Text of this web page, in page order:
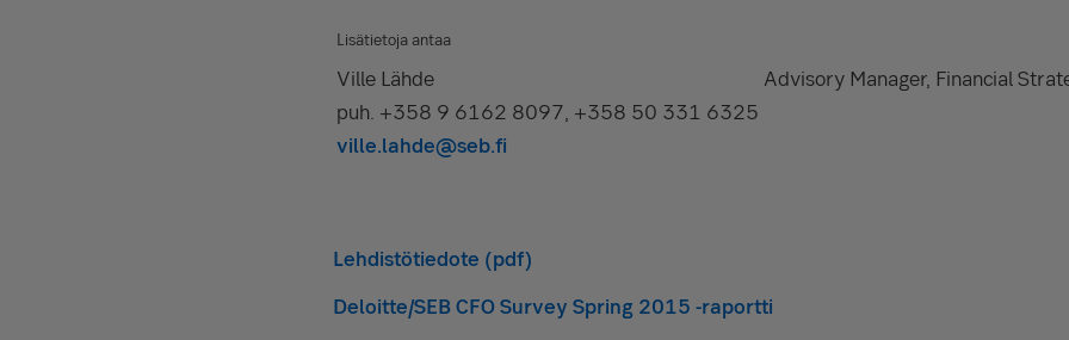
Lisätietoja antaa
Ville Lähde
Advisory Manager, Financial
puh. +358 9 6162 8097, +358 50 331 6325
ville.lahde@seb.fi
Lehdistötiedote (pdf)
Deloitte/SEB CFO Survey Spring 2015 -raportti